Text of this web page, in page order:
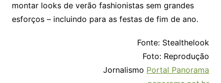
montar looks de verão fashionistas sem grandes
esforços – incluindo para as festas de fim de ano.
Fonte: Stealthelook
Foto: Reprodução
Jornalismo Portal Panorama